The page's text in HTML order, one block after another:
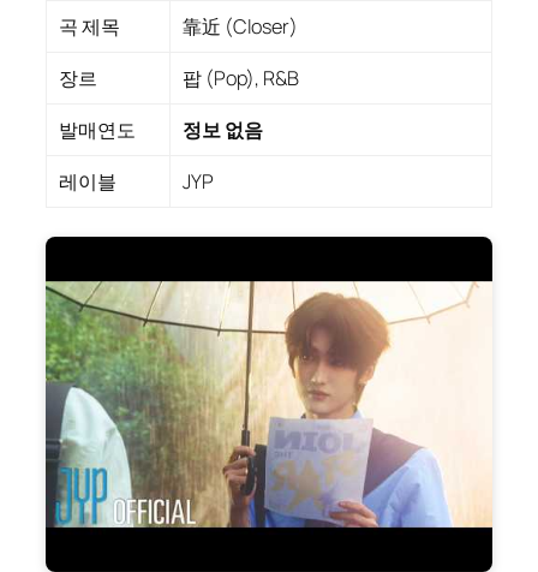
곡 제목
靠近 (Closer)
장르
팝 (Pop), R&B
발매연도
정보 없음
레이블
JYP